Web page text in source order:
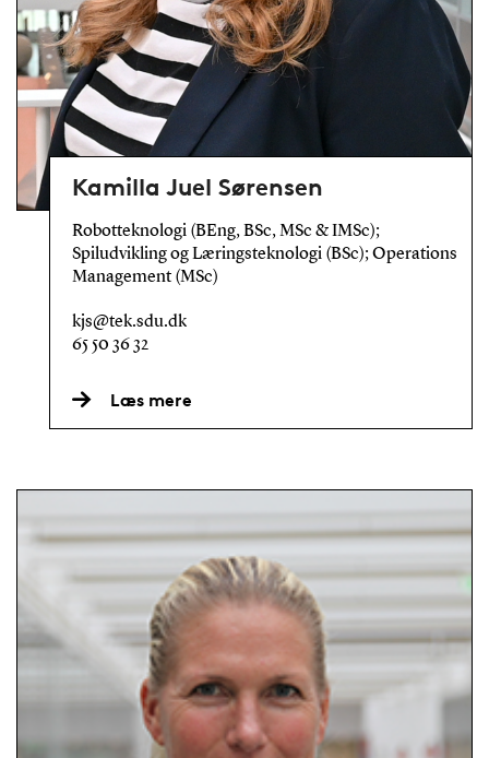
Kamilla Juel Sørensen
Robotteknologi (BEng, BSc, MSc & IMSc);
Spiludvikling og Læringsteknologi (BSc); Operations
Management (MSc)
kjs@tek.sdu.dk
65 50 36 32
Læs mere